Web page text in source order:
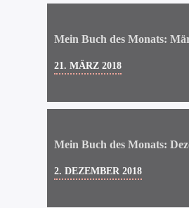
Mein Buch des Monats:
21. MÄRZ 2018
Mein Buch des Monats:
2. DEZEMBER 2018